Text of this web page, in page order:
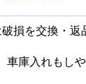
損を交換・返
車庫入れもし